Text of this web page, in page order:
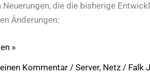
Neuerungen, die die bisherige
Änderungen:
»
Kommentar / Server, Netz / Falk